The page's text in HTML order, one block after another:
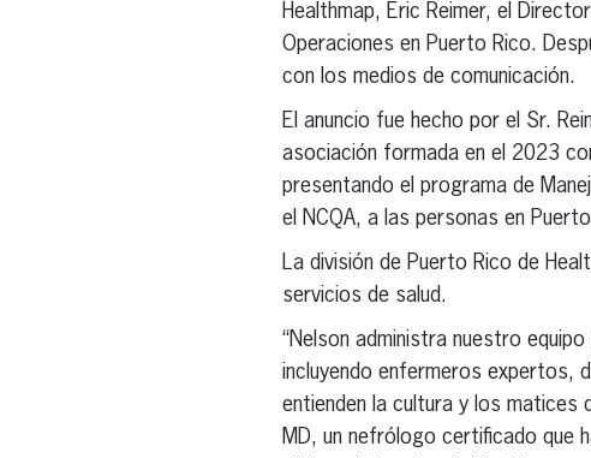
Healthmap, Eric Reimer, el
Operaciones en Puerto Rico.
con los medios de comunicación.
El anuncio fue hecho por el Sr.
asociación formada en el 2023
presentando el programa de
el NCQA, a las personas en
La división de Puerto Rico de
servicios de salud.
“Nelson administra nuestro
incluyendo enfermeros
entienden la cultura y los matices
MD, un nefrólogo certificado que